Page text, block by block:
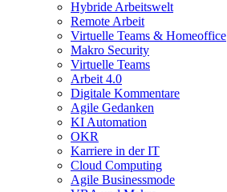
Hybride Arbeitswelt
Remote Arbeit
Virtuelle Teams & Homeoffice
Makro Security
Virtuelle Teams
Arbeit 4.0
Digitale Kommentare
Agile Gedanken
KI Automation
OKR
Karriere in der IT
Cloud Computing
Agile Businessmode